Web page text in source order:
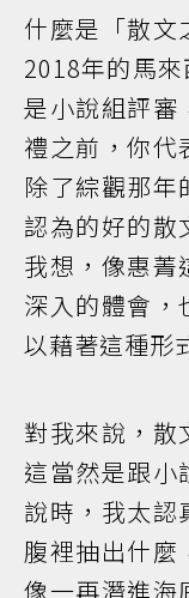
什麼是「散文
2018年的馬
是小說組評審
禮之前，你代
除了綜觀那年
認為的好的散
我想，像惠菁
深入的體會，
以藉著這種形
對我來說，散
這當然是跟小
說時，我太認
腹裡抽出什麼
像一再潛進海